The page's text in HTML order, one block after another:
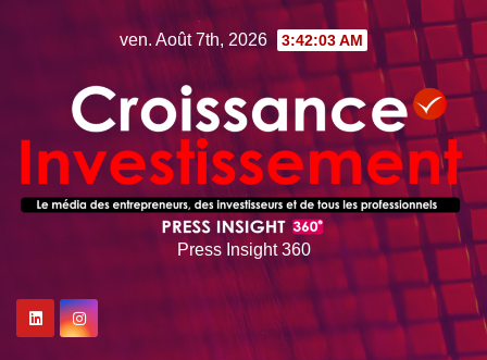
ven. Août 7th, 2026 3:42:04 AM
Press Insight 360